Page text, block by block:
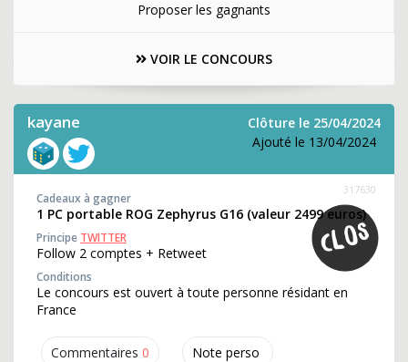
Proposer les gagnants
VOIR LE CONCOURS
kayane
Clôture le 25/04/2024
Ajouté le 13/04/2024
Commentaires 0 Note perso
317630
Cadeaux à gagner
1 PC portable ROG Zephyrus G16 (valeur 2499 euros)
Principe TWITTER
Follow 2 comptes + Retweet
Conditions
Le concours est ouvert à toute personne résidant en
France